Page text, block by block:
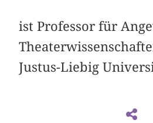
ist Professor für
Justus-Liebig